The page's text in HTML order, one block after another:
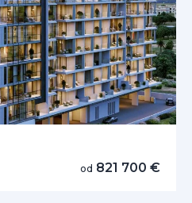
od 821 700 €